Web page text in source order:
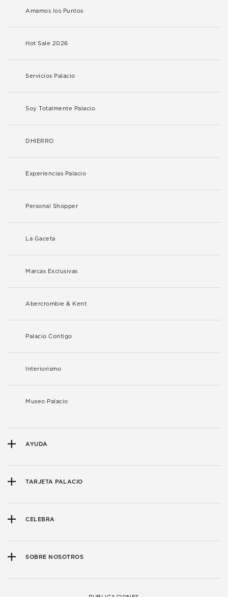
Amamos los Puntos
Hot Sale 2026
Servicios Palacio
Soy Totalmente Palacio
DHIERRO
Experiencias Palacio
Personal Shopper
La Gaceta
Marcas Exclusivas
Abercrombie & Kent
Palacio Contigo
Interiorismo
Museo Palacio
AYUDA
TARJETA PALACIO
CELEBRA
SOBRE NOSOTROS